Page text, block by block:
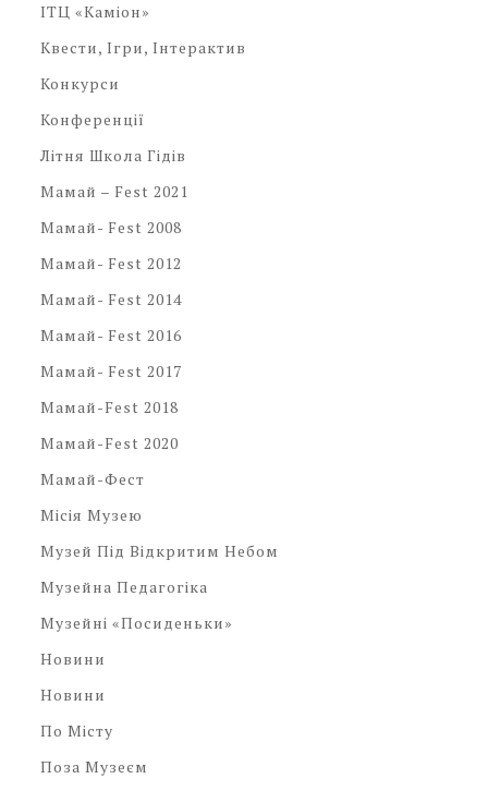
ІТЦ «Каміон»
Квести, Ігри, Інтерактив
Конкурси
Конференції
Літня Школа Гідів
Мамай – Fest 2021
Мамай- Fest 2008
Мамай- Fest 2012
Мамай- Fest 2014
Мамай- Fest 2016
Мамай- Fest 2017
Мамай-Fest 2018
Мамай-Fest 2020
Мамай-Фест
Місія Музею
Музей Під Відкритим Небом
Музейна Педагогіка
Музейні «посиденьки»
Новини
Новини
По Місту
Поза Музеєм